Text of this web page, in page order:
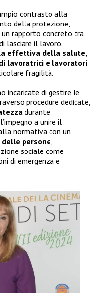
contrasto alla
della protezione,
rapporto concreto tra
lasciare il lavoro.
effettiva della salute,
lavoratrici e lavoratori
fragilità.
incaricate di gestire le
procedure dedicate,
durante
a unire il
normativa con un
persone,
sociale come
di emergenza e